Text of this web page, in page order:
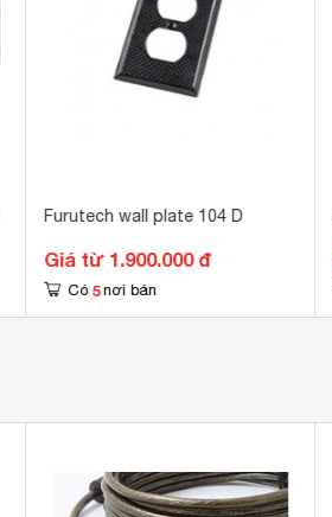
Furutech wall plate 104 D
Giá từ 1.900.000 đ
Có 5 nơi bán